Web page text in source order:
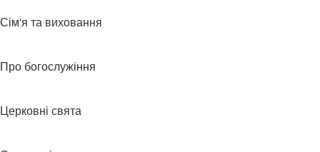
Сім'я та виховання
Про богослужіння
Церковні свята